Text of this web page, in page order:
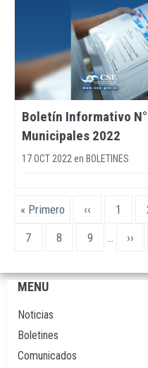
Boletín Informativo
Municipales 2022
17 OCT 2022 en BOLETINES
Paginación
Primera
« Primero
Página
‹‹ Page
1
Page
7 Page
8 Page
9 … ››
Navegación
principal
MENU
Noticias
Boletines
Comunicados